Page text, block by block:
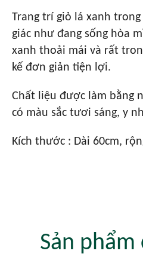
Trang trí giỏ lá xanh
giác như đang sống hòa
xanh thoải mái và rất
kế đơn giản tiện lợi.
Chất liệu được làm bằng
có màu sắc tươi sáng, y
Kích thước : Dài 60cm,
Sản phẩm